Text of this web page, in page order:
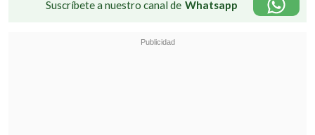
Suscríbete a nuestro canal de Whatsapp